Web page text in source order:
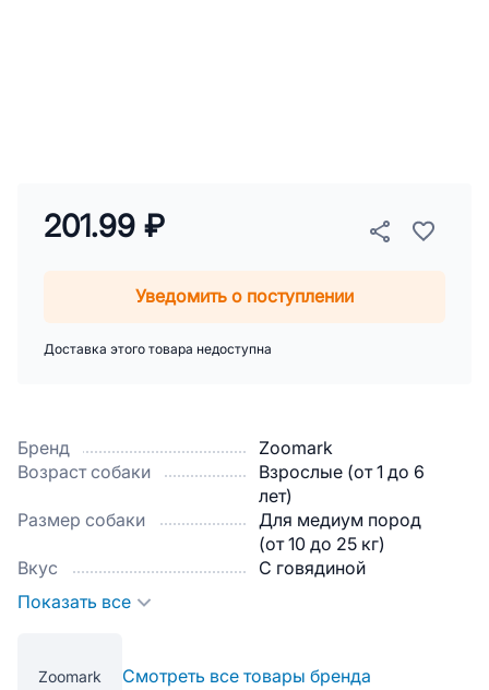
Бренд
Zoomark
Возраст собаки
Взрослые (от 1 до 6
лет)
Размер собаки
Для медиум пород
(от 10 до 25 кг)
Вкус
С говядиной
Показать все
Zoomark Смотреть все товары бренда
201.99 ₽
Уведомить о поступлении
Доставка этого товара недоступна